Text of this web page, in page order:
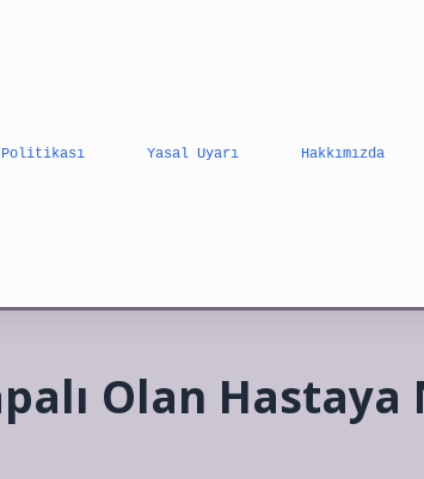
Yasal Uyarı Hakkımızda
Olan Hastaya